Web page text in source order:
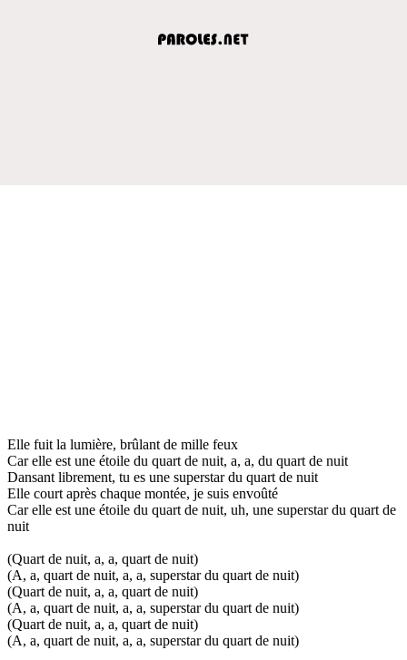
Elle fuit la lumière, brûlant de mille feux
Car elle est une étoile du quart de nuit, a, a, du quart de nuit
Dansant librement, tu es une superstar du quart de nuit
Elle court après chaque montée, je suis envoûté
Car elle est une étoile du quart de nuit, uh, une superstar du quart de
nuit
(Quart de nuit, a, a, quart de nuit)
(A, a, quart de nuit, a, a, superstar du quart de nuit)
(Quart de nuit, a, a, quart de nuit)
(A, a, quart de nuit, a, a, superstar du quart de nuit)
(Quart de nuit, a, a, quart de nuit)
(A, a, quart de nuit, a, a, superstar du quart de nuit)